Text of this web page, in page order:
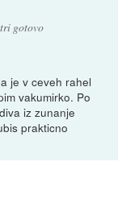
gotovo
je v ceveh rahel
vakumirko. Po
iz zunanje
prakticno